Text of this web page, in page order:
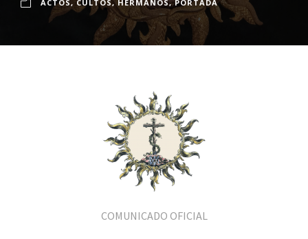
ACTOS, CULTOS, HERMANOS, PORTADA
COMUNICADO OFICIAL